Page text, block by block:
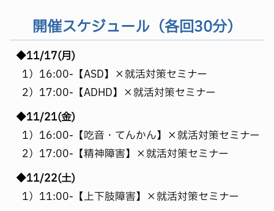
開催スケジュール（各回30分）
◆11/17(月)
1）16:00-【ASD】×就活対策セミナー
2）17:00-【ADHD】×就活対策セミナー
◆11/21(金)
1）16:00-【吃音・てんかん】×就活対策セミナー
2）17:00-【精神障害】×就活対策セミナー
◆11/22(土)
1）11:00-【上下肢障害】×就活対策セミナー